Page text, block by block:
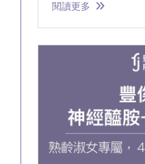
安全。
閱讀更多